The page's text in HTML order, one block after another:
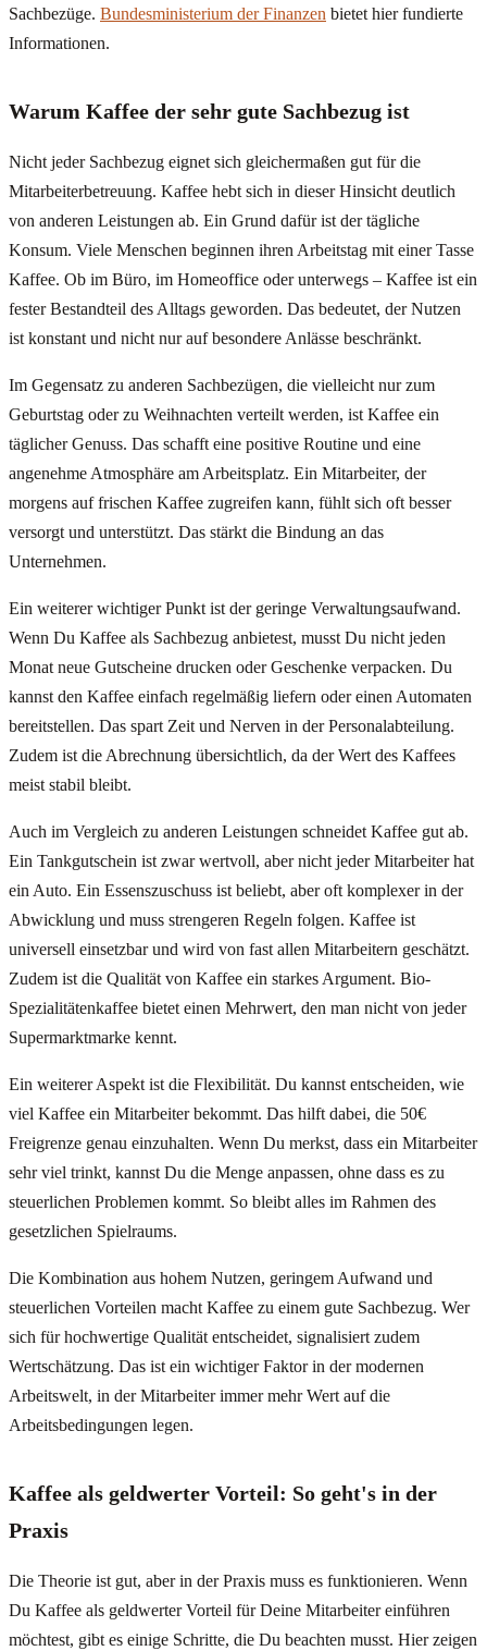
Sachbezüge. Bundesministerium der Finanzen bietet hier fundierte
Informationen.
Warum Kaffee der sehr gute Sachbezug ist
Nicht jeder Sachbezug eignet sich gleichermaßen gut für die
Mitarbeiterbetreuung. Kaffee hebt sich in dieser Hinsicht deutlich
von anderen Leistungen ab. Ein Grund dafür ist der tägliche
Konsum. Viele Menschen beginnen ihren Arbeitstag mit einer Tasse
Kaffee. Ob im Büro, im Homeoffice oder unterwegs – Kaffee ist ein
fester Bestandteil des Alltags geworden. Das bedeutet, der Nutzen
ist konstant und nicht nur auf besondere Anlässe beschränkt.
Im Gegensatz zu anderen Sachbezügen, die vielleicht nur zum
Geburtstag oder zu Weihnachten verteilt werden, ist Kaffee ein
täglicher Genuss. Das schafft eine positive Routine und eine
angenehme Atmosphäre am Arbeitsplatz. Ein Mitarbeiter, der
morgens auf frischen Kaffee zugreifen kann, fühlt sich oft besser
versorgt und unterstützt. Das stärkt die Bindung an das
Unternehmen.
Ein weiterer wichtiger Punkt ist der geringe Verwaltungsaufwand.
Wenn Du Kaffee als Sachbezug anbietest, musst Du nicht jeden
Monat neue Gutscheine drucken oder Geschenke verpacken. Du
kannst den Kaffee einfach regelmäßig liefern oder einen Automaten
bereitstellen. Das spart Zeit und Nerven in der Personalabteilung.
Zudem ist die Abrechnung übersichtlich, da der Wert des Kaffees
meist stabil bleibt.
Auch im Vergleich zu anderen Leistungen schneidet Kaffee gut ab.
Ein Tankgutschein ist zwar wertvoll, aber nicht jeder Mitarbeiter hat
ein Auto. Ein Essenszuschuss ist beliebt, aber oft komplexer in der
Abwicklung und muss strengeren Regeln folgen. Kaffee ist
universell einsetzbar und wird von fast allen Mitarbeitern geschätzt.
Zudem ist die Qualität von Kaffee ein starkes Argument. Bio-
Spezialitätenkaffee bietet einen Mehrwert, den man nicht von jeder
Supermarktmarke kennt.
Ein weiterer Aspekt ist die Flexibilität. Du kannst entscheiden, wie
viel Kaffee ein Mitarbeiter bekommt. Das hilft dabei, die 50€
Freigrenze genau einzuhalten. Wenn Du merkst, dass ein Mitarbeiter
sehr viel trinkt, kannst Du die Menge anpassen, ohne dass es zu
steuerlichen Problemen kommt. So bleibt alles im Rahmen des
gesetzlichen Spielraums.
Die Kombination aus hohem Nutzen, geringem Aufwand und
steuerlichen Vorteilen macht Kaffee zu einem gute Sachbezug. Wer
sich für hochwertige Qualität entscheidet, signalisiert zudem
Wertschätzung. Das ist ein wichtiger Faktor in der modernen
Arbeitswelt, in der Mitarbeiter immer mehr Wert auf die
Arbeitsbedingungen legen.
Kaffee als geldwerter Vorteil: So geht's in der
Praxis
Die Theorie ist gut, aber in der Praxis muss es funktionieren. Wenn
Du Kaffee als geldwerter Vorteil für Deine Mitarbeiter einführen
möchtest, gibt es einige Schritte, die Du beachten musst. Hier zeigen